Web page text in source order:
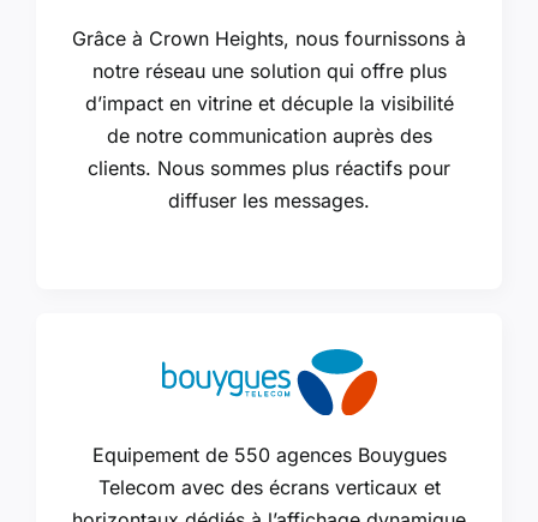
Grâce à Crown Heights, nous fournissons à
notre réseau une solution qui offre plus
d’impact en vitrine et décuple la visibilité
de notre communication auprès des
clients. Nous sommes plus réactifs pour
diffuser les messages.
Equipement de 550 agences Bouygues
Telecom avec des écrans verticaux et